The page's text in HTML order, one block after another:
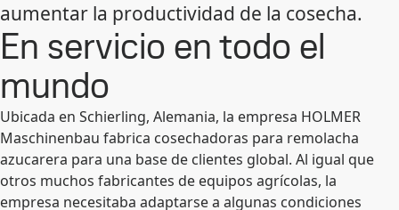
aumentar la productividad de la cosecha.
En servicio en todo el
mundo
Ubicada en Schierling, Alemania, la empresa HOLMER
Maschinenbau fabrica cosechadoras para remolacha
azucarera para una base de clientes global. Al igual que
otros muchos fabricantes de equipos agrícolas, la
empresa necesitaba adaptarse a algunas condiciones